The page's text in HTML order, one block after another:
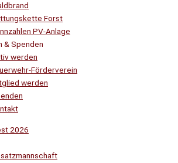
Forst
PV-Anlage
& Spenden
werden
Förderverein
werden
2026